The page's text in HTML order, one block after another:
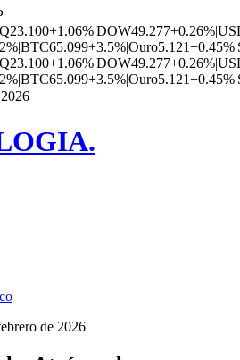
23.100+1.06%|DOW49.277+0.26%|
|BTC65.099+3.5%|Ouro5.121+0.45%|
23.100+1.06%|DOW49.277+0.26%|
|BTC65.099+3.5%|Ouro5.121+0.45%|
de 2026